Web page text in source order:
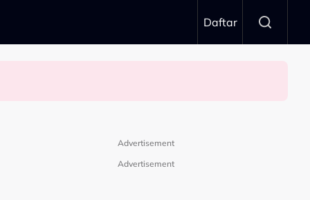
Daftar
Untuk…”
Advertisement
Advertisement